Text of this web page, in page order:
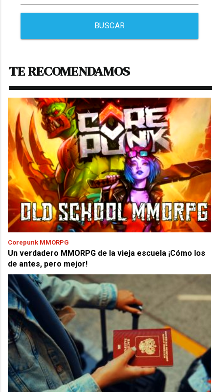
BUSCAR
TE RECOMENDAMOS
Corepunk MMORPG
Un verdadero MMORPG de la vieja escuela ¡Cómo los
de antes, pero mejor!